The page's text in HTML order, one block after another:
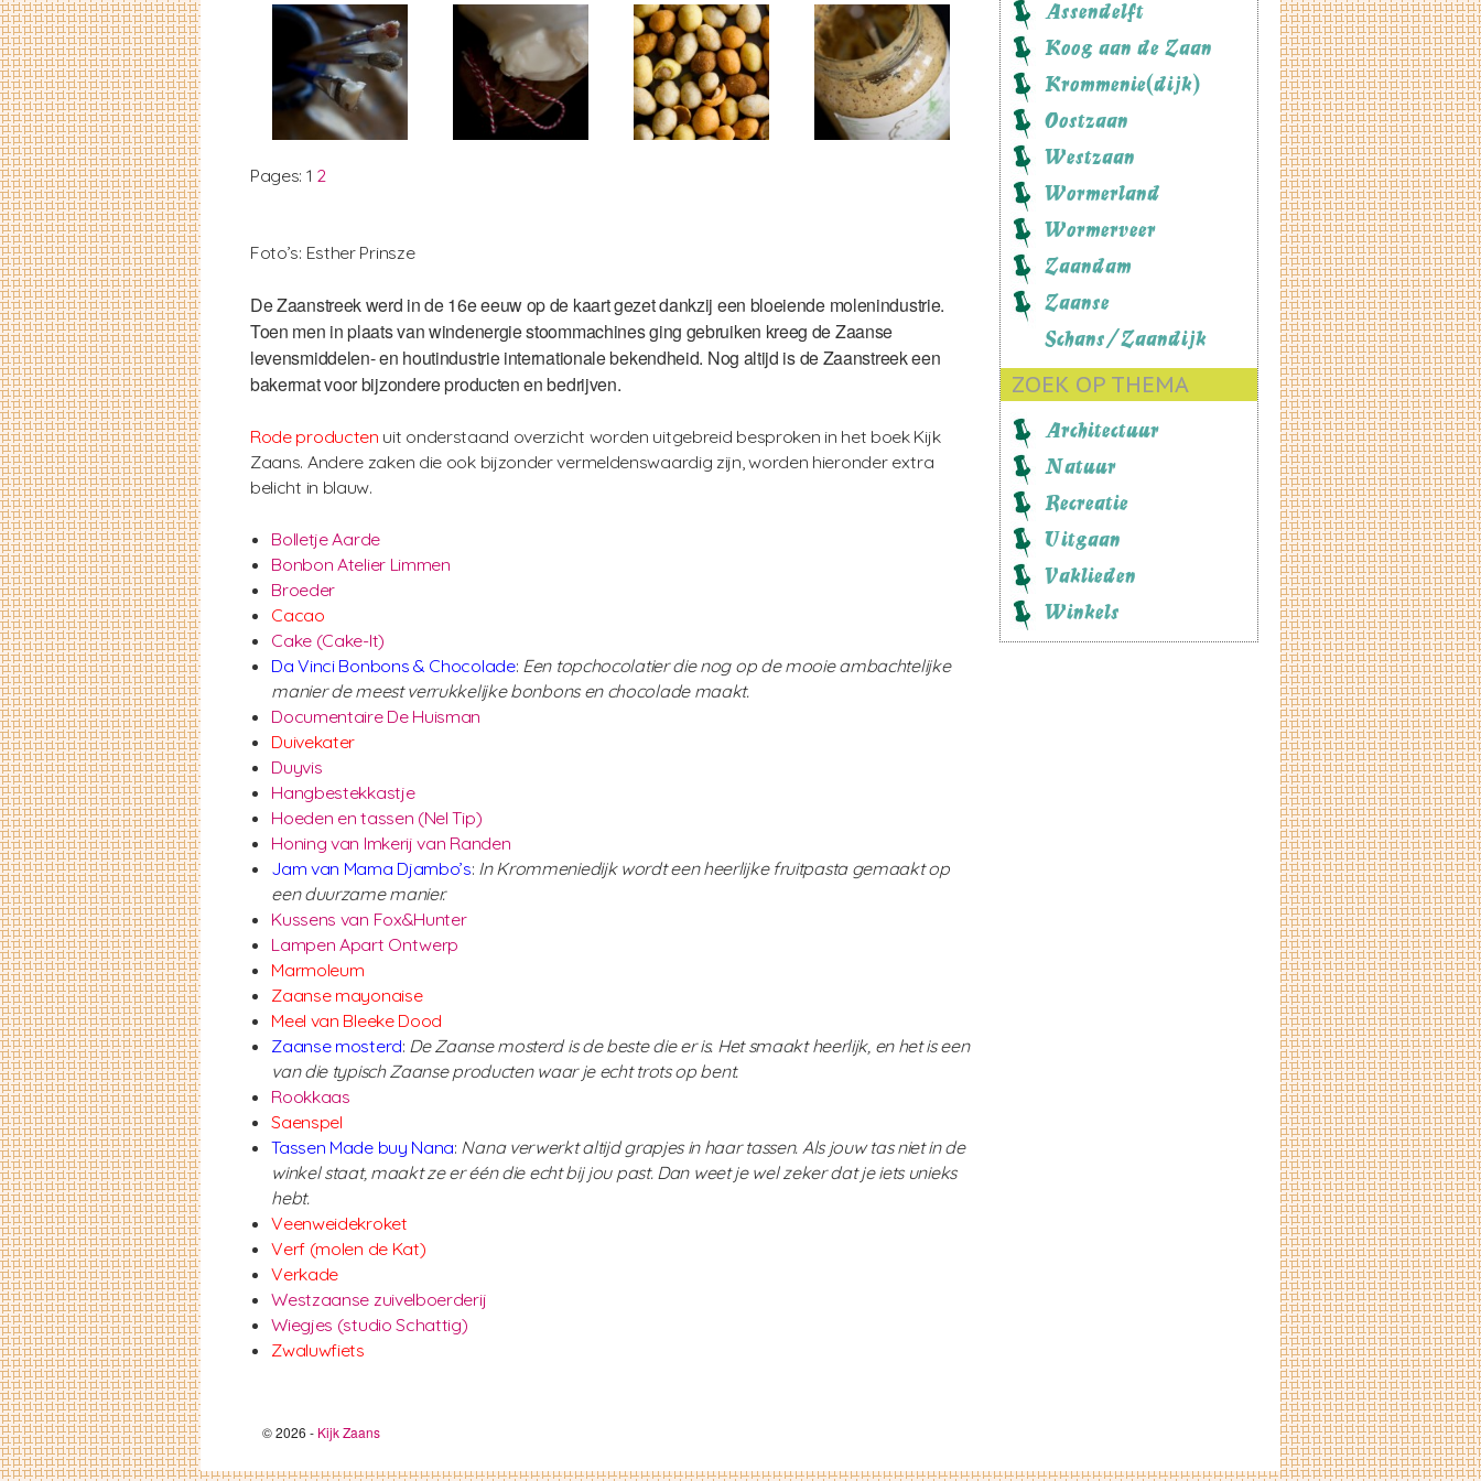
Pages: 1 2
Foto’s: Esther Prinsze
De Zaanstreek werd in de 16e eeuw op de kaart gezet dankzij een bloeiende molenindustrie.
Toen men in plaats van windenergie stoommachines ging gebruiken kreeg de Zaanse
levensmiddelen- en houtindustrie internationale bekendheid. Nog altijd is de Zaanstreek een
bakermat voor bijzondere producten en bedrijven.
Rode producten uit onderstaand overzicht worden uitgebreid besproken in het boek Kijk
Zaans. Andere zaken die ook bijzonder vermeldenswaardig zijn, worden hieronder extra
belicht in blauw.
Bolletje Aarde
Bonbon Atelier Limmen
Broeder
Cacao
Cake (Cake-It)
Da Vinci Bonbons & Chocolade: Een topchocolatier die nog op de mooie ambachtelijke
manier de meest verrukkelijke bonbons en chocolade maakt.
Documentaire De Huisman
Duivekater
Duyvis
Hangbestekkastje
Hoeden en tassen (Nel Tip)
Honing van Imkerij van Randen
Jam van Mama Djambo’s: In Krommeniedijk wordt een heerlijke fruitpasta gemaakt op
een duurzame manier.
Kussens van Fox&Hunter
Lampen Apart Ontwerp
Marmoleum
Zaanse mayonaise
Meel van Bleeke Dood
Zaanse mosterd: De Zaanse mosterd is de beste die er is. Het smaakt heerlijk, en het is een
van die typisch Zaanse producten waar je echt trots op bent.
Rookkaas
Saenspel
Tassen Made buy Nana: Nana verwerkt altijd grapjes in haar tassen. Als jouw tas niet in de
winkel staat, maakt ze er één die echt bij jou past. Dan weet je wel zeker dat je iets unieks
hebt.
Veenweidekroket
Verf (molen de Kat)
Verkade
Westzaanse zuivelboerderij
Wiegjes (studio Schattig)
Zwaluwfiets
Assendelft
Koog aan de Zaan
Krommenie(dijk)
Oostzaan
Westzaan
Wormerland
Wormerveer
Zaandam
Zaanse
Schans/Zaandijk
ZOEK OP THEMA
Architectuur
Natuur
Recreatie
Uitgaan
Vaklieden
Winkels
© 2026 - Kijk Zaans